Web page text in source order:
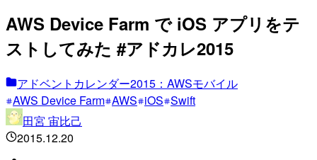
AWS Device Farm で iOS アプリをテ
ストしてみた #アドカレ2015
アドベントカレンダー2015：AWSモバイル
AWS Device Farm AWS iOS Swift
田宮 宙比己
2015.12.20